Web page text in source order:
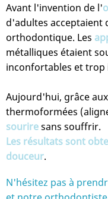
Avant l'invention de l'
d'adultes acceptaient
orthodontique. Les
métalliques étaient
inconfortables et trop
Aujourd'hui, grâce
thermoformées
souriresans souffrir.
Les résultats sont
douceur.
N'hésitez pas à